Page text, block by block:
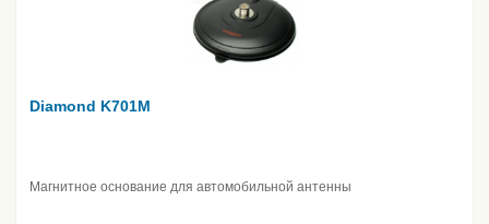
Diamond K701M
Магнитное основание для автомобильной антенны